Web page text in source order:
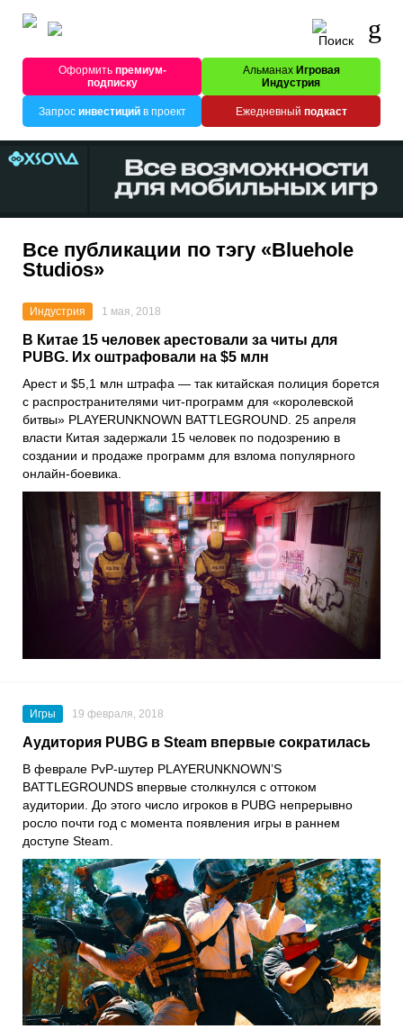
Оформитьпремиум-
подписку
Альманах Игровая
Индустрия
Запрос инвестицийв проект Ежедневный подкаст
Все публикации по тэгу «Bluehole
Studios»
Индустрия 1 мая, 2018
В Китае 15 человек арестовали за читы для
PUBG. Их оштрафовали на $5 млн
Арест и $5,1 млн штрафа — так китайская полиция борется
с распространителями чит-программ для «королевской
битвы» PLAYERUNKNOWN BATTLEGROUND. 25 апреля
власти Китая задержали 15 человек по подозрению в
создании и продаже программ для взлома популярного
онлайн-боевика.
Игры 19 февраля, 2018
Аудитория PUBG в Steam впервые сократилась
В феврале PvP-шутер PLAYERUNKNOWN’S
BATTLEGROUNDS впервые столкнулся с оттоком
аудитории. До этого число игроков в PUBG непрерывно
росло почти год с момента появления игры в раннем
доступе Steam.